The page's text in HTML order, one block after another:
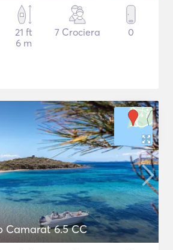
21 ft
6 m
7 Crociera 0
Camarat 6.5 CC